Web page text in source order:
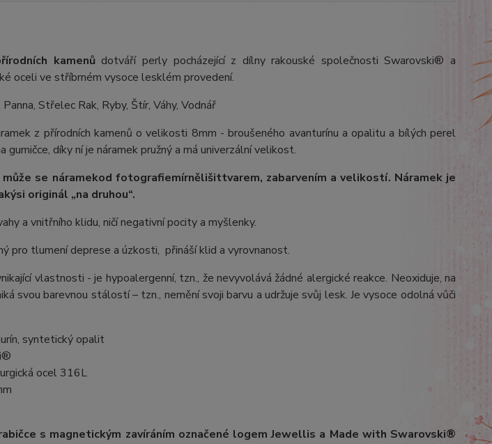
kamenů dotváří perly pocházející z dílny rakouské společnosti Swarovski® a
oceli ve stříbrném vysoce lesklém provedení.
Střelec Rak, Ryby, Štír, Váhy, Vodnář
z přírodních kamenů o velikosti 8mm - broušeného avanturínu a opalitu a bílých perel
gumičce, díky ní je náramek pružný a má univerzální velikost.
se náramekod fotografiemírnělišittvarem, zabarvením a velikostí. Náramek je
originál „na druhou“.
a vnitřního klidu, ničí negativní pocity a myšlenky.
pro tlumení deprese a úzkosti, přináší klid a vyrovnanost.
vlastnosti - je hypoalergenní, tzn., že nevyvolává žádné alergické reakce. Neoxiduje, na
svou barevnou stálostí – tzn., nemění svoji barvu a udržuje svůj lesk. Je vysoce odolná vůči
syntetický opalit
ocel 316L
s magnetickým zavíráním označené logem Jewellis a Made with Swarovski®